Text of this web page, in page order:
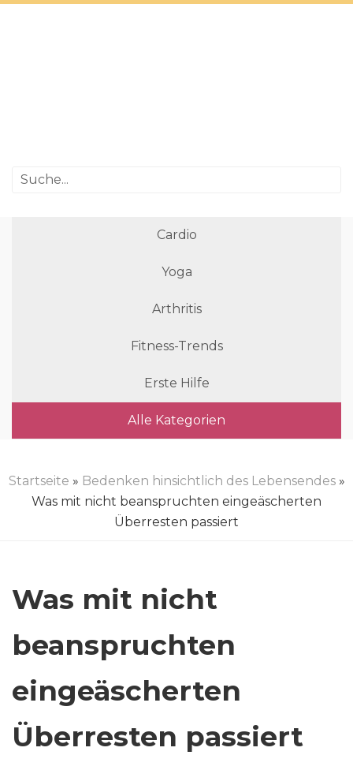
Cardio
Yoga
Arthritis
Fitness-Trends
Erste Hilfe
Alle Kategorien
Startseite » Bedenken hinsichtlich des Lebensendes»
Was mit nicht beanspruchten eingeäscherten
Überresten passiert
Was mit nicht
beanspruchten
eingeäscherten
Überresten passiert